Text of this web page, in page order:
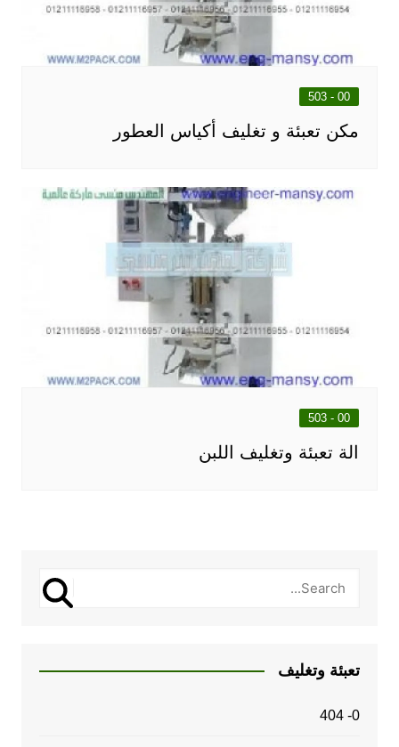
00 - 503
مكن تعبئة و تغليف أكياس العطور
00 - 503
الة تعبئة وتغليف اللبن
تعبئة وتغليف
0- 404